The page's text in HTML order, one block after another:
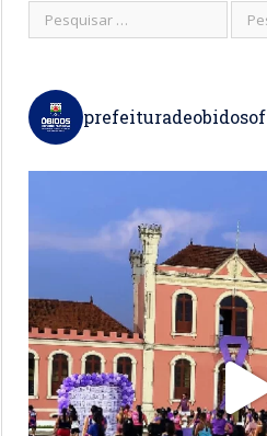
prefeituradeobidosof